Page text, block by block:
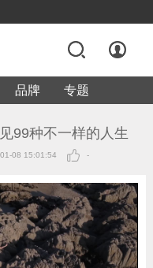
品牌 专题
99种不一样的人生
08 15:01:54 -